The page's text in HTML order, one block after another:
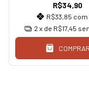
R$34,90
R$33,85 com
2 x de R$17,45
COMPRAR